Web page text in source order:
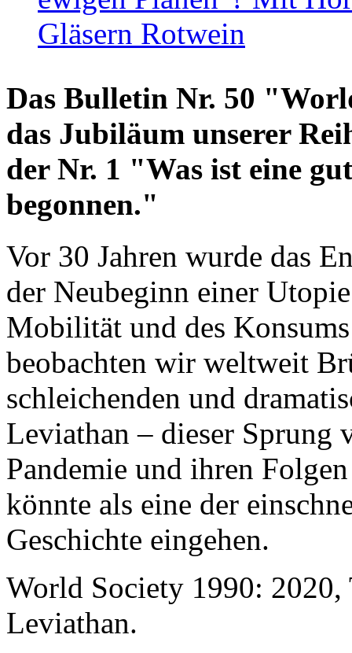
Gläsern Rotwein
Das Bulletin Nr. 50
das Jubiläum unserer
der Nr. 1 "Was ist eine
begonnen."
Vor 30 Jahren wurde das
der Neubeginn einer
Mobilität und des
beobachten wir weltweit
schleichenden und
Leviathan – dieser Sprung
Pandemie und ihren
könnte als eine der
Geschichte eingehen.
World Society 1990: 2020,
Leviathan.